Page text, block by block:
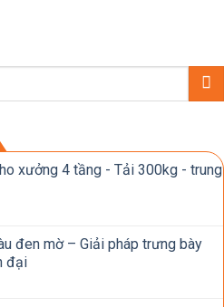
xưởng 4 tầng - Tải 300kg - trung
đen mờ – Giải pháp trưng bày
đại